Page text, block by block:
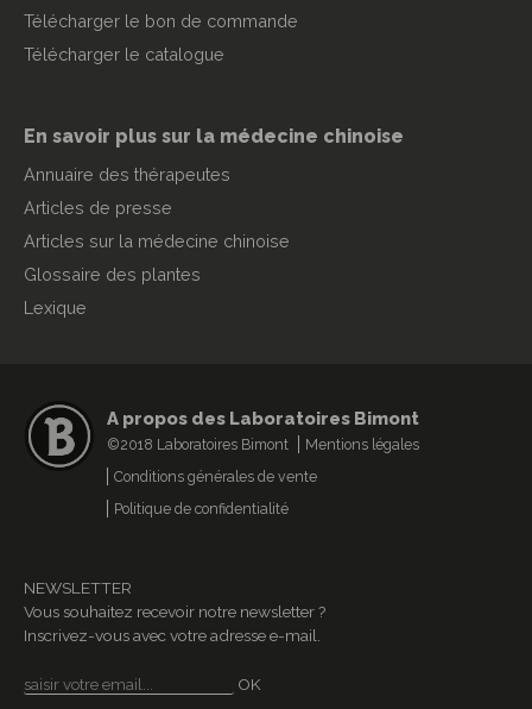
Télécharger le bon de commande
Télécharger le catalogue
En savoir plus sur la médecine chinoise
Annuaire des thérapeutes
Articles de presse
Articles sur la médecine chinoise
Glossaire des plantes
Lexique
A propos des Laboratoires Bimont
©2018 Laboratoires Bimont
Mentions légales
Conditions générales de vente
Politique de confidentialité
NEWSLETTER
Vous souhaitez recevoir notre newsletter ?
Inscrivez-vous avec votre adresse e-mail.
OK